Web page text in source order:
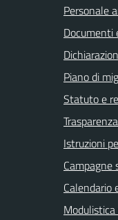
Personale
Documenti
Piano di
Statuto e
Istruzioni
Campagne
Calendario